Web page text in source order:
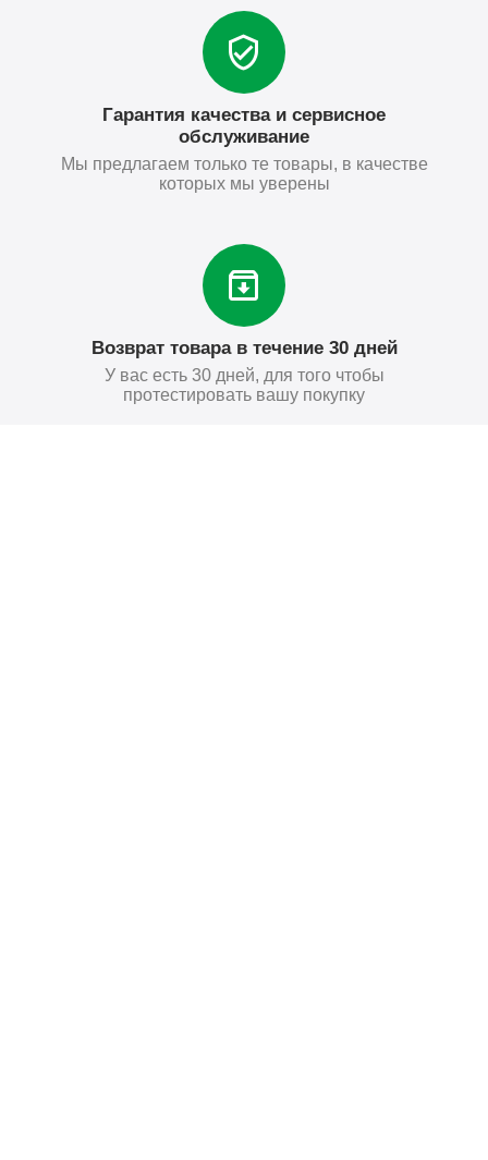
Гарантия качества и сервисное
обслуживание
Мы предлагаем только те товары, в качестве
которых мы уверены
Возврат товара в течение 30 дней
У вас есть 30 дней, для того чтобы
протестировать вашу покупку